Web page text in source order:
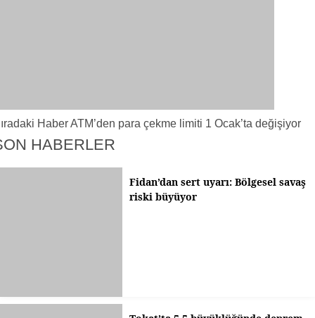
HaberATM’den para çekme limiti 1 Ocak’ta değişiyor
HABERLER
Fidan’dan sert uyarı: Bölgesel savaş
riski büyüyor